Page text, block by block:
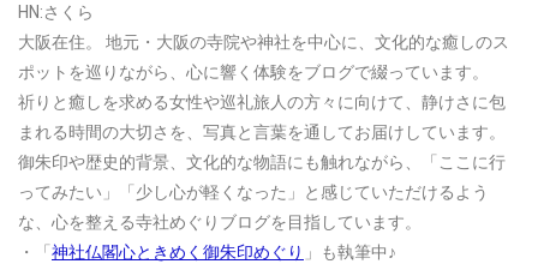
HN:さくら
大阪在住。
地元・大阪の寺院や神社を中心に、文化的な癒しのス
ポットを巡りながら、心に響く体験をブログで綴っています。
祈りと癒しを求める女性や巡礼旅人の方々に向けて、静けさに包
まれる時間の大切さを、写真と言葉を通してお届けしています。
御朱印や歴史的背景、文化的な物語にも触れながら、「ここに行
ってみたい」「少し心が軽くなった」と感じていただけるよう
な、心を整える寺社めぐりブログを目指しています。
・「 神社仏閣心ときめく御朱印めぐり 」も執筆中♪